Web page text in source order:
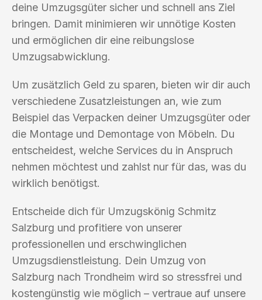
deine Umzugsgüter sicher und schnell ans Ziel
bringen. Damit minimieren wir unnötige Kosten
und ermöglichen dir eine reibungslose
Umzugsabwicklung.
Um zusätzlich Geld zu sparen, bieten wir dir auch
verschiedene Zusatzleistungen an, wie zum
Beispiel das Verpacken deiner Umzugsgüter oder
die Montage und Demontage von Möbeln. Du
entscheidest, welche Services du in Anspruch
nehmen möchtest und zahlst nur für das, was du
wirklich benötigst.
Entscheide dich für Umzugskönig Schmitz
Salzburg und profitiere von unserer
professionellen und erschwinglichen
Umzugsdienstleistung. Dein Umzug von
Salzburg nach Trondheim wird so stressfrei und
kostengünstig wie möglich – vertraue auf unsere